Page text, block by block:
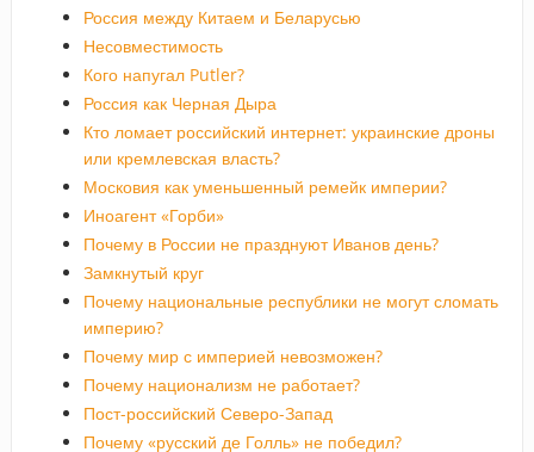
Россия между Китаем и Беларусью
Несовместимость
Кого напугал Putler?
Россия как Черная Дыра
Кто ломает российский интернет: украинские дроны
или кремлевская власть?
Московия как уменьшенный ремейк империи?
Иноагент «Горби»
Почему в России не празднуют Иванов день?
Замкнутый круг
Почему национальные республики не могут сломать
империю?
Почему мир с империей невозможен?
Почему национализм не работает?
Пост-российский Северо-Запад
Почему «русский де Голль» не победил?